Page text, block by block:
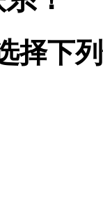
择下